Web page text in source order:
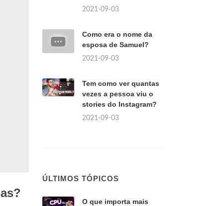
2021-09-03
Como era o nome da
esposa de Samuel?
2021-09-03
Tem como ver quantas
vezes a pessoa viu o
stories do Instagram?
2021-09-03
ÚLTIMOS TÓPICOS
O que importa mais